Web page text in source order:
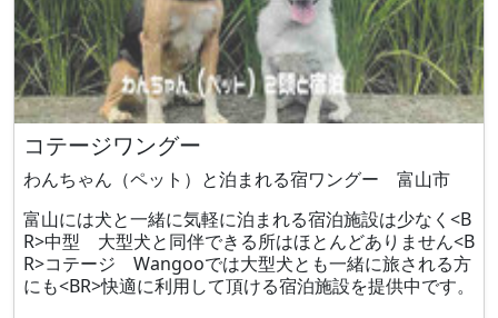
コテージワングー
わんちゃん（ペット）と泊まれる宿ワングー 富山市
富山には犬と一緒に気軽に泊まれる宿泊施設は少なく<B
R>中型 大型犬と同伴できる所はほとんどありません<B
R>コテージ Wangooでは大型犬とも一緒に旅される方
にも<BR>快適に利用して頂ける宿泊施設を提供中です。